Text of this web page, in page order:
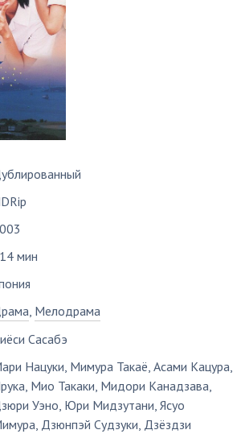
мин
, Мелодрама
Сасабэ
Нацуки, Мимура Такаё,Асами Кацура,
, Мио Такаки, Мидори Канадзава,
Уэно, Юри Мидзутани,Ясуо
, Дзюнпэй Судзуки, Дзёздзи